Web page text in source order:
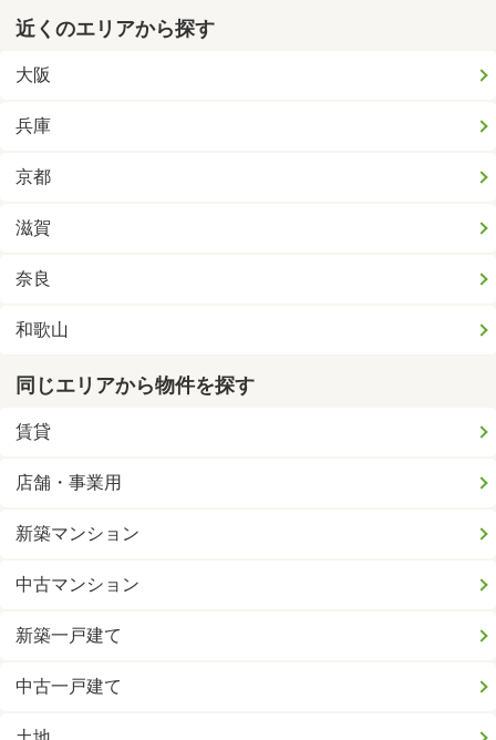
近くのエリアから探す
大阪
兵庫
京都
滋賀
奈良
和歌山
同じエリアから物件を探す
賃貸
店舗・事業用
新築マンション
中古マンション
新築一戸建て
中古一戸建て